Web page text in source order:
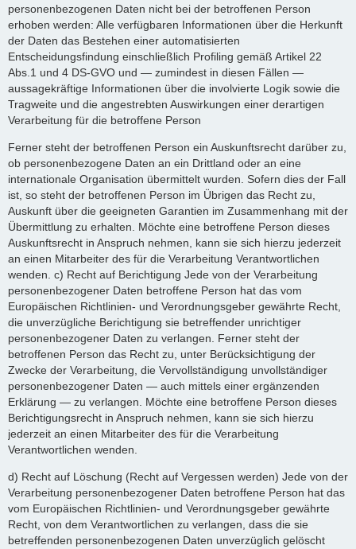
personenbezogenen Daten nicht bei der betroffenen Person
erhoben werden: Alle verfügbaren Informationen über die Herkunft
der Daten das Bestehen einer automatisierten
Entscheidungsfindung einschließlich Profiling gemäß Artikel 22
Abs.1 und 4 DS-GVO und — zumindest in diesen Fällen —
aussagekräftige Informationen über die involvierte Logik sowie die
Tragweite und die angestrebten Auswirkungen einer derartigen
Verarbeitung für die betroffene Person
Ferner steht der betroffenen Person ein Auskunftsrecht darüber zu,
ob personenbezogene Daten an ein Drittland oder an eine
internationale Organisation übermittelt wurden. Sofern dies der Fall
ist, so steht der betroffenen Person im Übrigen das Recht zu,
Auskunft über die geeigneten Garantien im Zusammenhang mit der
Übermittlung zu erhalten. Möchte eine betroffene Person dieses
Auskunftsrecht in Anspruch nehmen, kann sie sich hierzu jederzeit
an einen Mitarbeiter des für die Verarbeitung Verantwortlichen
wenden. c) Recht auf Berichtigung Jede von der Verarbeitung
personenbezogener Daten betroffene Person hat das vom
Europäischen Richtlinien- und Verordnungsgeber gewährte Recht,
die unverzügliche Berichtigung sie betreffender unrichtiger
personenbezogener Daten zu verlangen. Ferner steht der
betroffenen Person das Recht zu, unter Berücksichtigung der
Zwecke der Verarbeitung, die Vervollständigung unvollständiger
personenbezogener Daten — auch mittels einer ergänzenden
Erklärung — zu verlangen. Möchte eine betroffene Person dieses
Berichtigungsrecht in Anspruch nehmen, kann sie sich hierzu
jederzeit an einen Mitarbeiter des für die Verarbeitung
Verantwortlichen wenden.
d) Recht auf Löschung (Recht auf Vergessen werden) Jede von der
Verarbeitung personenbezogener Daten betroffene Person hat das
vom Europäischen Richtlinien- und Verordnungsgeber gewährte
Recht, von dem Verantwortlichen zu verlangen, dass die sie
betreffenden personenbezogenen Daten unverzüglich gelöscht